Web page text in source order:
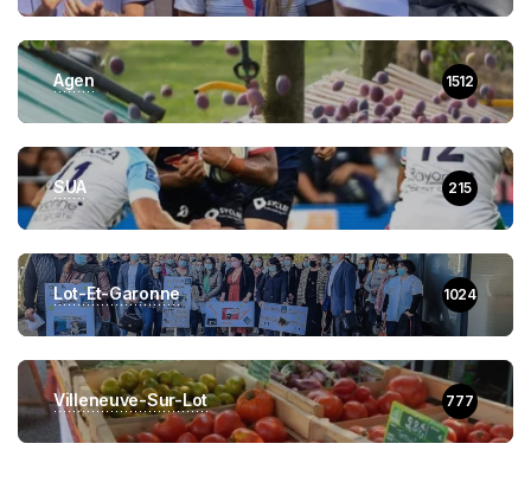
Agen 1512
SUA 215
Lot-Et-Garonne 1024
Villeneuve-Sur-Lot 777